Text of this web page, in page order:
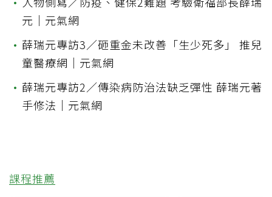
元｜元氣網
• 薛瑞元專訪3／砸重金未改善「生少死多」 推兒
童醫療網｜元氣網
• 薛瑞元專訪2／傳染病防治法缺乏彈性 薛瑞元著
手修法｜元氣網
課程推薦